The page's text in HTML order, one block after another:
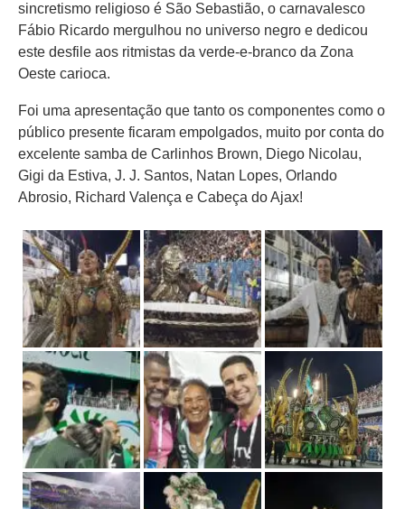
sincretismo religioso é São Sebastião, o carnavalesco
Fábio Ricardo mergulhou no universo negro e dedicou
este desfile aos ritmistas da verde-e-branco da Zona
Oeste carioca.
Foi uma apresentação que tanto os componentes como o
público presente ficaram empolgados, muito por conta do
excelente samba de Carlinhos Brown, Diego Nicolau,
Gigi da Estiva, J. J. Santos, Natan Lopes, Orlando
Abrosio, Richard Valença e Cabeça do Ajax!